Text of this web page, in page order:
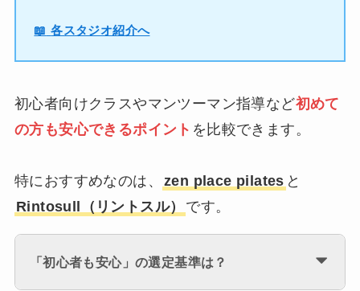
📖 各スタジオ紹介へ
初心者向けクラスやマンツーマン指導など初めて
の方も安心できるポイント を比較できます。
特におすすめなのは、 zen place pilates と
Rintosull（リントスル）
です。
「初心者も安心」の選定基準は？